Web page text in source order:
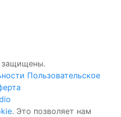
защищены.
Пользовательское
. Это позволяет нам